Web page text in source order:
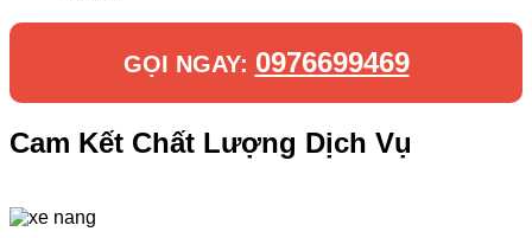
GỌI NGAY: 0976699469
Cam Kết Chất Lượng Dịch Vụ